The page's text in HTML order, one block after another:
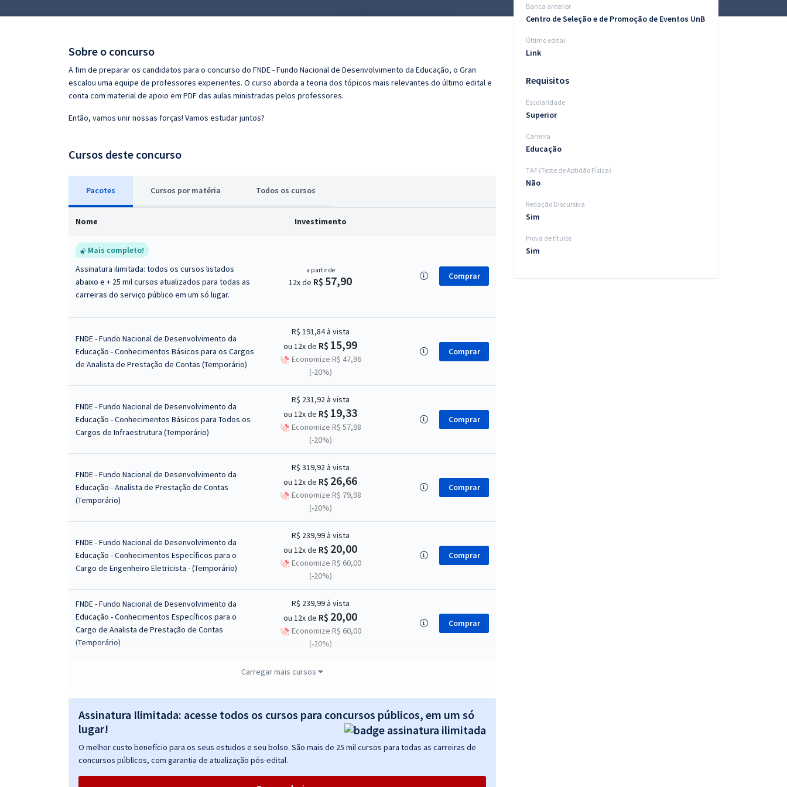
Questões grátis
Sobre o concurso
A fim de preparar os candidatos para o concurso do FNDE - Fundo Nacional de Desenvolvimento da Educação, o Gran
escalou uma equipe de professores experientes. O curso aborda a teoria dos tópicos mais relevantes do último edital e
conta com material de apoio em PDF das aulas ministradas pelos professores.
Então, vamos unir nossas forças! Vamos estudar juntos?
Cursos deste concurso
Pacotes Cursos por matéria Todos os cursos
Nome Investimento
Mais completo!
Assinatura ilimitada: todos os cursos listados
abaixo e + 25 mil cursos atualizados para todas as
carreiras do serviço público em um só lugar.
a partir de
12x de R$ 57,90 Comprar
FNDE - Fundo Nacional de Desenvolvimento da
Educação - Conhecimentos Básicos para os Cargos
de Analista de Prestação de Contas (Temporário)
R$ 191,84à vista
ou 12x de R$ 15,99
Economize R$ 47,96
(-20%)
Comprar
FNDE - Fundo Nacional de Desenvolvimento da
Educação - Conhecimentos Básicos para Todos os
Cargos de Infraestrutura (Temporário)
R$ 231,92à vista
ou 12x de R$ 19,33
Economize R$ 57,98
(-20%)
Comprar
FNDE - Fundo Nacional de Desenvolvimento da
Educação - Analista de Prestação de Contas
(Temporário)
R$ 319,92à vista
ou 12x de R$ 26,66
Economize R$ 79,98
(-20%)
Comprar
FNDE - Fundo Nacional de Desenvolvimento da
Educação - Conhecimentos Específicos para o
Cargo de Engenheiro Eletricista - (Temporário)
R$ 239,99à vista
ou 12x de R$ 20,00
Economize R$ 60,00
(-20%)
Comprar
FNDE - Fundo Nacional de Desenvolvimento da
Educação - Conhecimentos Específicos para o
Cargo de Analista de Prestação de Contas
(Temporário)
R$ 239,99à vista
ou 12x de R$ 20,00
Economize R$ 60,00
(-20%)
Comprar
Referente a Transferências de Recursos Federais
(Temporário) - Professor: Leomir Araújo
R$ 63,92à vista
Economize R$ 15,98
(-20%)
FNDE - Fundo Nacional de Desenvolvimento da
Educação - Conhecimentos Específicos para o
ou 12x de R$15,99
(-20%)
Carregar mais cursos
Assinatura Ilimitada: acesse todos os cursos para concursos públicos, em um só
lugar!
O melhor custo benefício para os seus estudos e seu bolso. São mais de 25 mil cursos para todas as carreiras de
concursos públicos, com garantia de atualização pós-edital.
Banca anterior
Centro de Seleção e de Promoção de Eventos UnB
Último edital
Link
Requisitos
Escolaridade
Superior
Carreira
Educação
TAF (Teste de Aptidão Física)
Não
Redação Discursiva
Sim
Prova de títulos
Sim